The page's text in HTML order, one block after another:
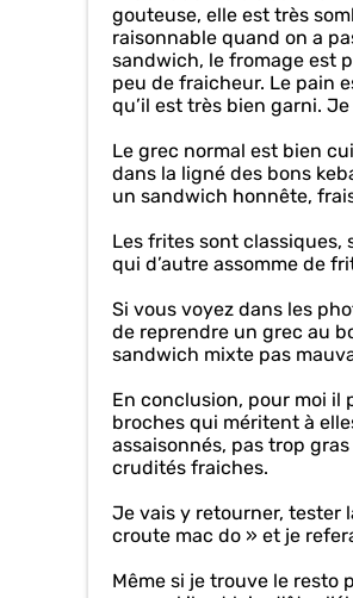
gouteuse, elle est très
raisonnable quand on a
sandwich, le fromage est
peu de fraicheur. Le pain
qu’il est très bien garni.
Le grec normal est bien
dans la ligné des bons
un sandwich honnête,
Les frites sont classiques,
qui d’autre assomme de
Si vous voyez dans les
de reprendre un grec au
sandwich mixte pas
En conclusion, pour moi il
broches qui méritent à
assaisonnés, pas trop
crudités fraiches.
Je vais y retourner, tester
croute mac do » et je
Même si je trouve le resto